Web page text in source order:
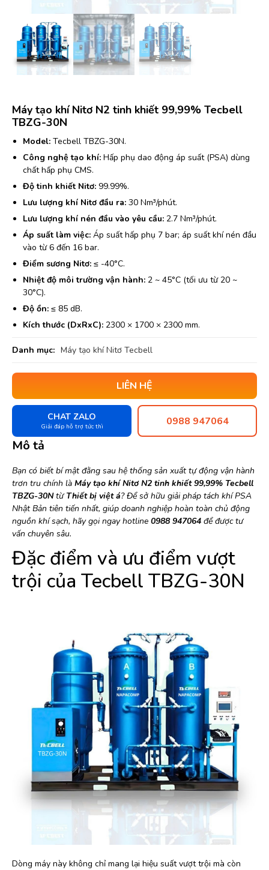
Máy tạo khí Nitơ N2 tinh khiết 99,99% Tecbell
TBZG-30N
Model: Tecbell TBZG-30N.
Công nghệ tạo khí: Hấp phụ dao động áp suất (PSA) dùng
chất hấp phụ CMS.
Độ tinh khiết Nitơ: 99.99%.
Lưu lượng khí Nitơ đầu ra: 30 Nm³/phút.
Lưu lượng khí nén đầu vào yêu cầu: 2.7 Nm³/phút.
Áp suất làm việc: Áp suất hấp phụ 7 bar; áp suất khí nén đầu
vào từ 6 đến 16 bar.
Điểm sương Nitơ: ≤ -40°C.
Nhiệt độ môi trường vận hành: 2 ~ 45°C (tối ưu từ 20 ~
30°C).
Độ ồn: ≤ 85 dB.
Kích thước (DxRxC): 2300 × 1700 × 2300 mm.
Danh mục: Máy tạo khí Nitơ Tecbell
LIÊN HỆ
CHAT ZALO
Giải đáp hỗ trợ tức thì 0988 947064
Mô tả
Bạn có biết bí mật đằng sau hệ thống sản xuất tự động vận hành
trơn tru chính là Máy tạo khí Nitơ N2 tinh khiết 99,99% Tecbell
TBZG-30Ntừ Thiết bị việt á? Để sở hữu giải pháp tách khí PSA
Nhật Bản tiên tiến nhất, giúp doanh nghiệp hoàn toàn chủ động
nguồn khí sạch, hãy gọi ngay hotline 0988 947064 để được tư
vấn chuyên sâu.
Đặc điểm và ưu điểm vượt
trội của Tecbell TBZG-30N
Dòng máy này không chỉ mang lại hiệu suất vượt trội mà còn